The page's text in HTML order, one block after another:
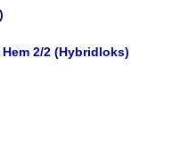
2/2 (Hybridloks)